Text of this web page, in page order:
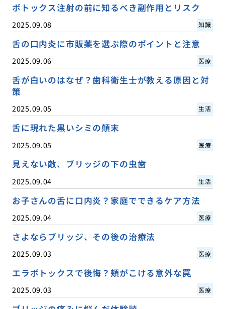
ボトックス注射の前に知るべき副作用とリスク
2025.09.08 知識
舌の口内炎に市販薬を選ぶ際のポイントと注意
2025.09.06 医療
舌が白いのはなぜ？歯科衛生士が教える原因と対
策
2025.09.05 生活
舌に現れた黒いシミの顛末
2025.09.05 医療
見えない敵、ブリッジの下の虫歯
2025.09.04 生活
お子さんの舌に口内炎？家庭でできるケア方法
2025.09.04 医療
さよならブリッジ、その後の治療法
2025.09.03 医療
エラボトックスで後悔？頬がこける意外な罠
2025.09.03 医療